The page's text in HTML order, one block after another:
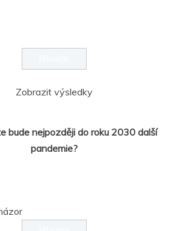
Zobrazit výsledky
bude nejpozději do roku 2030 další
pandemie?